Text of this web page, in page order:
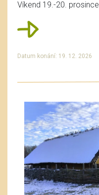
Víkend 19.-20. prosince
Datum konání: 19. 12. 2026